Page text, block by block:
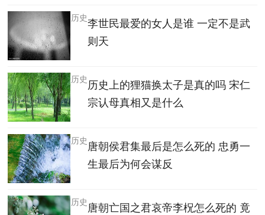
李世民最爱的女人是谁 一定不是武
则天
历史
历史上的狸猫换太子是真的吗 宋仁
宗认母真相又是什么
历史
唐朝侯君集最后是怎么死的 忠勇一
生最后为何会谋反
历史
唐朝亡国之君哀帝李柷怎么死的 竟
历史